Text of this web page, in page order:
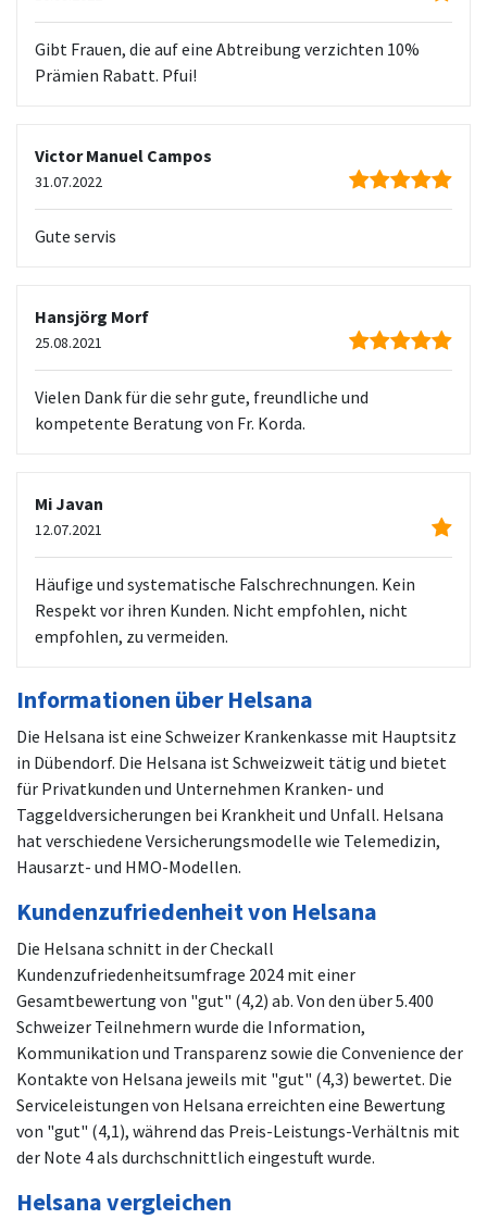
Gibt Frauen, die auf eine Abtreibung verzichten 10%
Prämien Rabatt. Pfui!
Victor Manuel Campos
31.07.2022
Gute servis
Hansjörg Morf
25.08.2021
Vielen Dank für die sehr gute, freundliche und
kompetente Beratung von Fr. Korda.
Mi Javan
12.07.2021
Häufige und systematische Falschrechnungen. Kein
Respekt vor ihren Kunden. Nicht empfohlen, nicht
empfohlen, zu vermeiden.
Informationen über Helsana
Die Helsana ist eine Schweizer Krankenkasse mit Hauptsitz
in Dübendorf. Die Helsana ist Schweizweit tätig und bietet
für Privatkunden und Unternehmen Kranken- und
Taggeldversicherungen bei Krankheit und Unfall. Helsana
hat verschiedene Versicherungsmodelle wie Telemedizin,
Hausarzt- und HMO-Modellen.
Kundenzufriedenheit von Helsana
Die Helsana schnitt in der Checkall
Kundenzufriedenheitsumfrage 2024 mit einer
Gesamtbewertung von "gut" (4,2) ab. Von den über 5.400
Schweizer Teilnehmern wurde die Information,
Kommunikation und Transparenz sowie die Convenience der
Kontakte von Helsana jeweils mit "gut" (4,3) bewertet. Die
Serviceleistungen von Helsana erreichten eine Bewertung
von "gut" (4,1), während das Preis-Leistungs-Verhältnis mit
der Note 4 als durchschnittlich eingestuft wurde.
Helsana vergleichen